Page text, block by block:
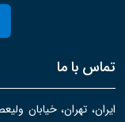
تماس با ما
ایران، تهران، خیابان